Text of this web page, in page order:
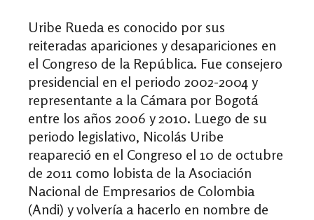
Uribe Rueda es conocido por sus
reiteradas apariciones y desapariciones en
el Congreso de la República. Fue consejero
presidencial en el periodo 2002-2004 y
representante a la Cámara por Bogotá
entre los años 2006 y 2010. Luego de su
periodo legislativo, Nicolás Uribe
reapareció en el Congreso el 10 de octubre
de 2011 como lobista de la Asociación
Nacional de Empresarios de Colombia
(Andi) y volvería a hacerlo en nombre de